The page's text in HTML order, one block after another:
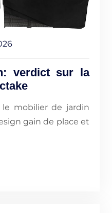
verdict sur la
mobilier de jardin
gain de place et